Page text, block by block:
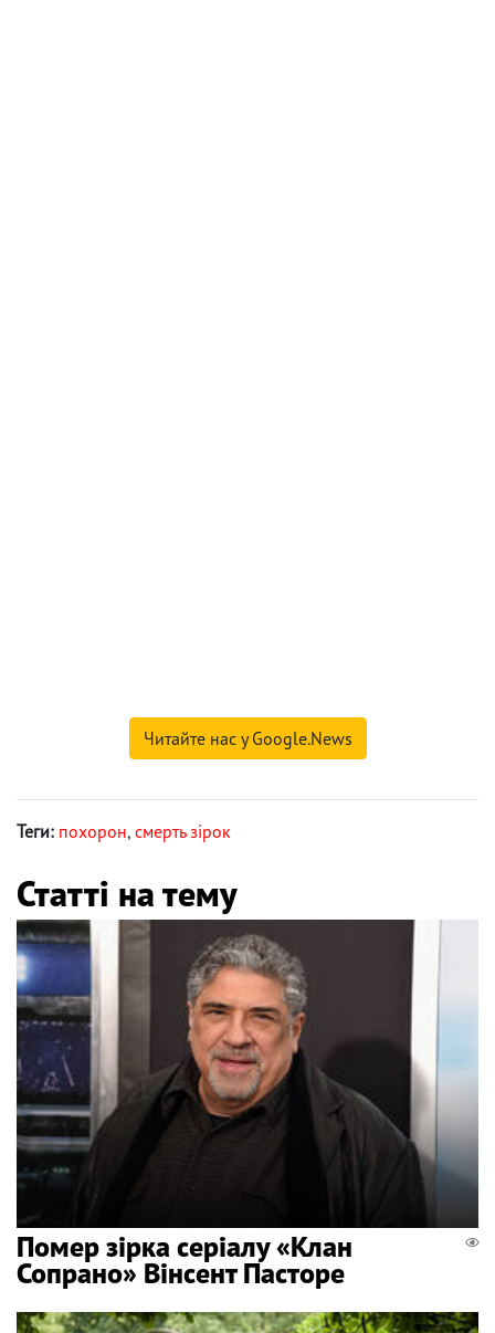
Читайте нас у Google.News
Теги: похорон, смерть зірок
Статті на тему
Помер зірка серіалу «Клан
Сопрано» Вінсент Пасторе